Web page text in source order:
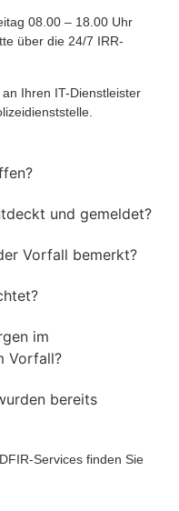
08.00 – 18.00 Uhr
über die 24/7 IRR-
Ihren IT-Dienstleister
und gemeldet?
Vorfall bemerkt?
im
Vorfall?
bereits
Services finden Sie